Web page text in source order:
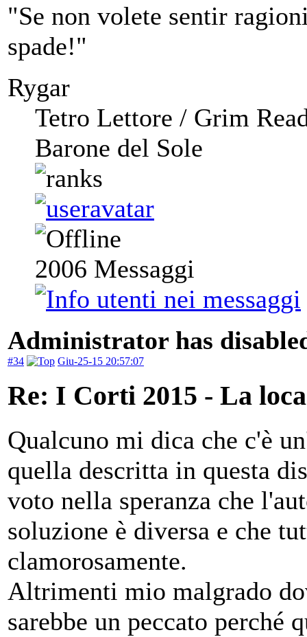
"Se non volete sentir
spade!"
Rygar
Tetro Lettore / Grim
Barone del Sole
2006 Messaggi
Administrator has
#34 Giu-25-15 20:57:07
Re: I Corti 2015 - La
Qualcuno mi dica che c'è
quella descritta in questa
voto nella speranza che
soluzione è diversa e che
clamorosamente.
Altrimenti mio malgrado
sarebbe un peccato perché